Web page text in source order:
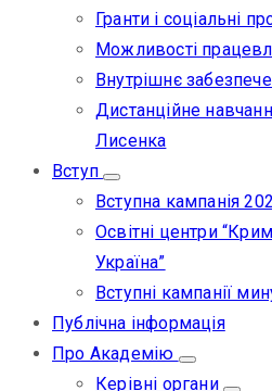
Гранти і соціальні
Можливості
Внутрішнє
Дистанційне
Лисенка
Вступ
Вступна кампанія
Освітні центри
Україна”
Вступні кампанії
Публічна інформація
Про Академію
Керівні органи